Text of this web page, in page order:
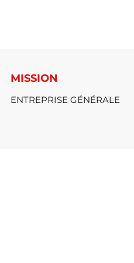
MISSION
ENTREPRISE GÉNÉRALE